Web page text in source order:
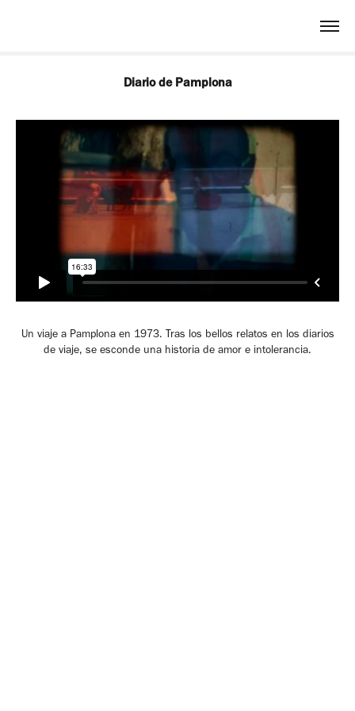
Diario de Pamplona
Un viaje a Pamplona en 1973. Tras los bellos relatos en los diarios
de viaje, se esconde una historia de amor e intolerancia.